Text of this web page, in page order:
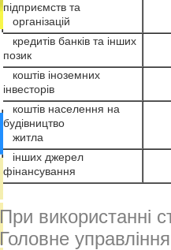
підприємств та
організацій
кредитів банків та інших
позик
коштів іноземних
інвесторів
коштів населення на
будівництво
житла
інших джерел
фінансування
При використанні
Головне